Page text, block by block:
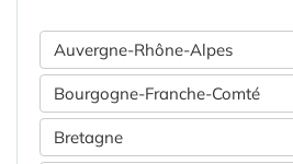
Auvergne-Rhône-Alpes
Bourgogne-Franche-Comté
Bretagne